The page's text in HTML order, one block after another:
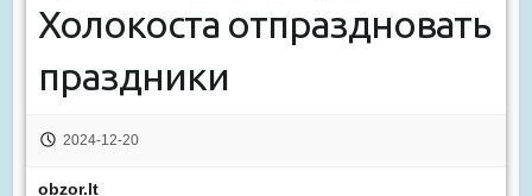
Холокоста отпраздновать
праздники
2024-12-20
obzor.lt